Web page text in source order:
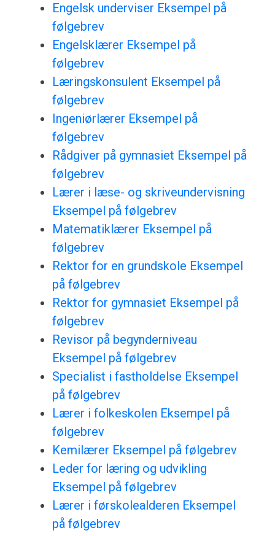
Engelsk underviser Eksempel på
følgebrev
Engelsklærer Eksempel på
følgebrev
Læringskonsulent Eksempel på
følgebrev
Ingeniørlærer Eksempel på
følgebrev
Rådgiver på gymnasiet Eksempel på
følgebrev
Lærer i læse- og skriveundervisning
Eksempel på følgebrev
Matematiklærer Eksempel på
følgebrev
Rektor for en grundskole Eksempel
på følgebrev
Rektor for gymnasiet Eksempel på
følgebrev
Revisor på begynderniveau
Eksempel på følgebrev
Specialist i fastholdelse Eksempel
på følgebrev
Lærer i folkeskolen Eksempel på
følgebrev
Kemilærer Eksempel på følgebrev
Leder for læring og udvikling
Eksempel på følgebrev
Lærer i førskolealderen Eksempel
på følgebrev